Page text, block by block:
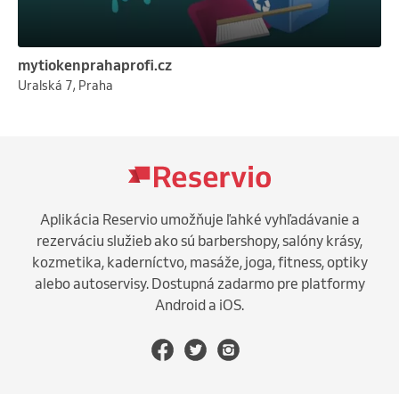
mytiokenprahaprofi.cz
Uralská 7, Praha
Aplikácia Reservio umožňuje ľahké vyhľadávanie a
rezerváciu služieb ako sú barbershopy, salóny krásy,
kozmetika, kaderníctvo, masáže, joga, fitness, optiky
alebo autoservisy. Dostupná zadarmo pre platformy
Android a iOS.